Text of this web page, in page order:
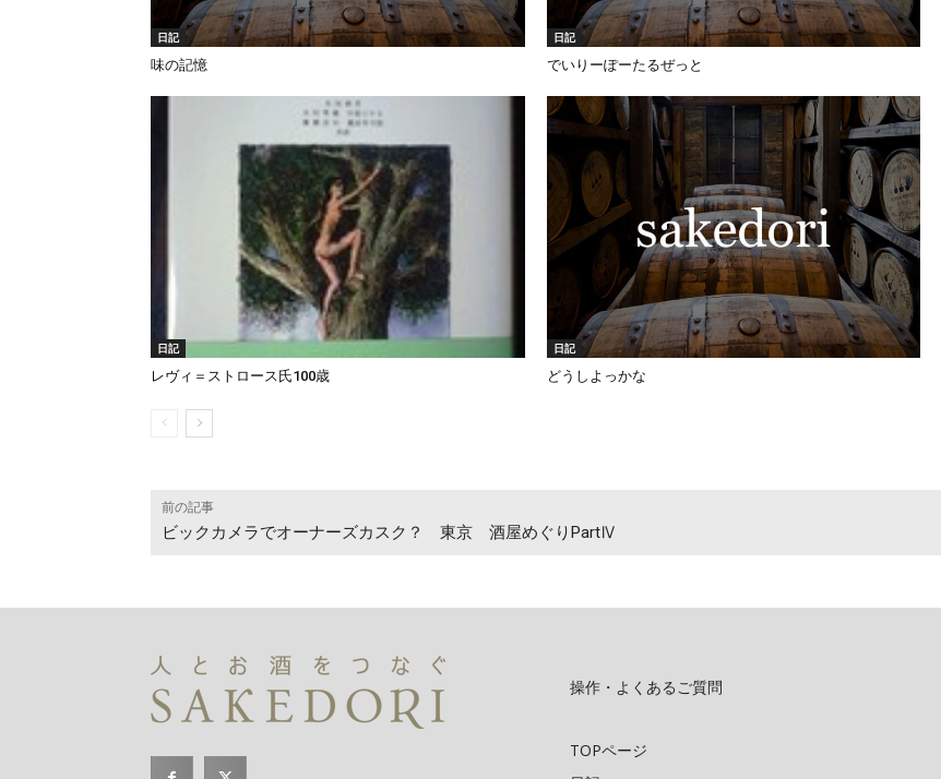
日記
味の記憶
日記
でいりーぽーたるぜっと
日記
レヴィ＝ストロース氏100歳
日記
どうしよっかな
前の記事
ビックカメラでオーナーズカスク？ 東京 酒屋めぐりPartⅣ
操作・よくあるご質問
TOPページ